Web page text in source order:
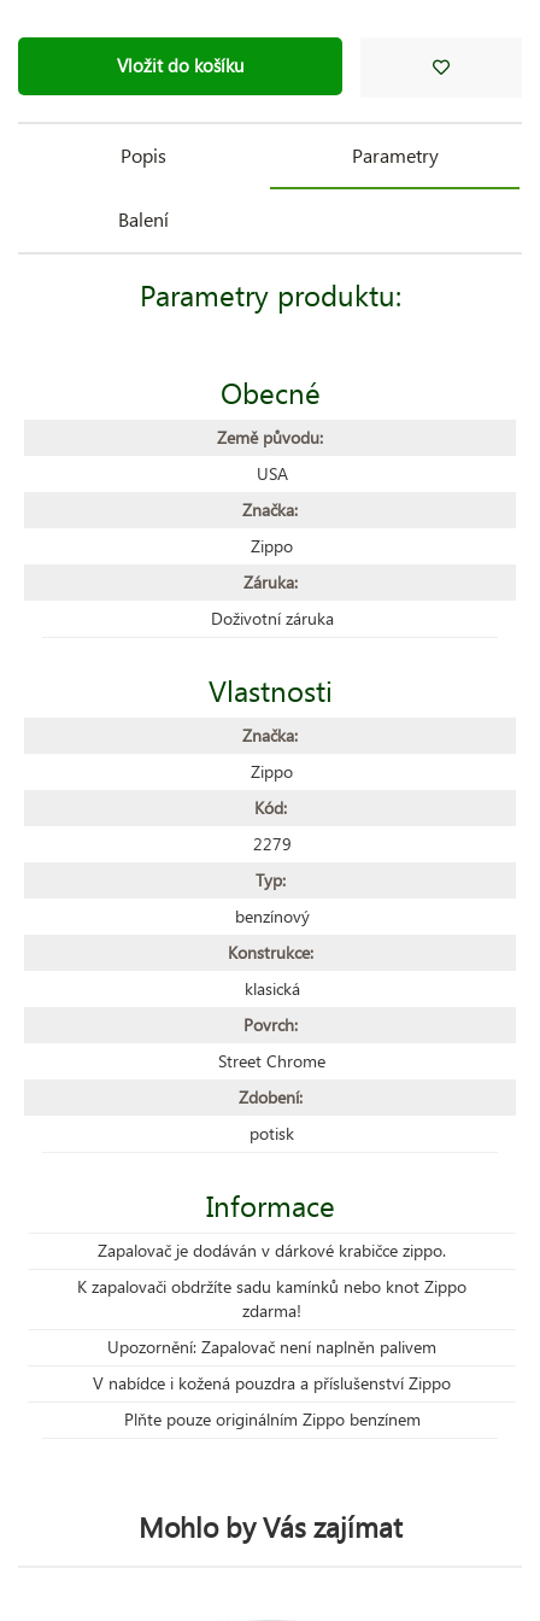
Vložit do košíku
Popis Parametry
Balení
Parametry produktu:
Obecné
Země původu:
USA
Značka:
Zippo
Záruka:
Doživotní záruka
Vlastnosti
Značka:
Zippo
Kód:
2279
Typ:
benzínový
Konstrukce:
klasická
Povrch:
Street Chrome
Zdobení:
potisk
Informace
Zapalovač je dodáván v dárkové krabičce zippo.
K zapalovači obdržíte sadu kamínků nebo knot Zippo
zdarma!
Upozornění: Zapalovač není naplněn palivem
V nabídce i kožená pouzdra a příslušenství Zippo
Plňte pouze originálním Zippo benzínem
Mohlo by Vás zajímat